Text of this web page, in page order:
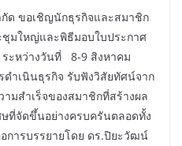
กัด ขอเชิญนักธุรกิจและสมาชิก
ชุมใหญ่และพิธีมอบใบประกาศ
ระหว่างวันที่ 8-9 สิงหาคม
ดำเนินธุรกิจ รับฟังวิสัยทัศน์จาก
มสำเร็จของสมาชิกที่สร้างผล
ที่จัดขึ้นอย่างครบครันตลอดทั้ง
การบรรยายโดย ดร.ปิยะวัฒน์